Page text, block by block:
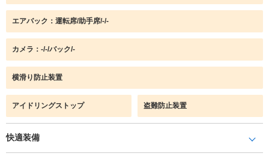
エアバック：運転席/助手席/-/-
カメラ：-/-/バック/-
横滑り防止装置
アイドリングストップ 盗難防止装置
快適装備